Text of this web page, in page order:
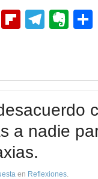
X Flipboard
a nadie
en Reflexiones.